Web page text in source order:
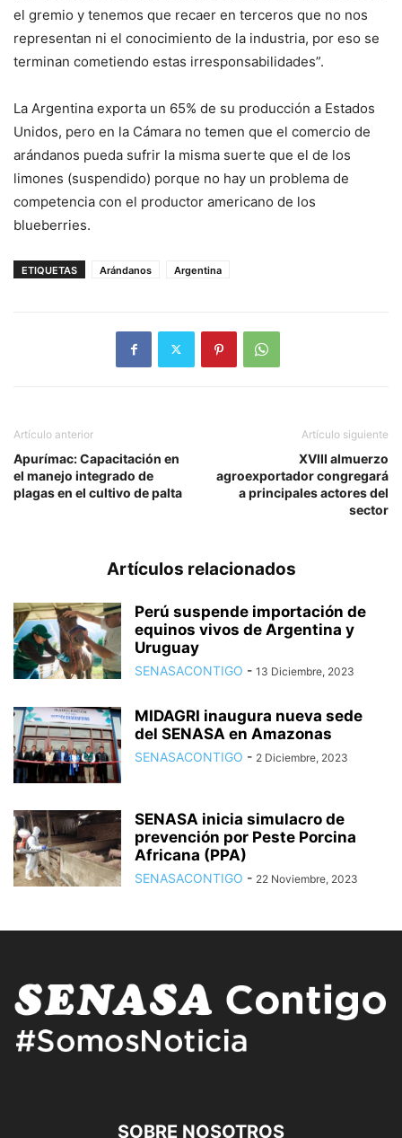
el gremio y tenemos que recaer en terceros que no nos
representan ni el conocimiento de la industria, por eso se
terminan cometiendo estas irresponsabilidades”.
La Argentina exporta un 65% de su producción a Estados
Unidos, pero en la Cámara no temen que el comercio de
arándanos pueda sufrir la misma suerte que el de los
limones (suspendido) porque no hay un problema de
competencia con el productor americano de los
blueberries.
ETIQUETAS Arándanos Argentina
Artículo anterior
Apurímac: Capacitación en
el manejo integrado de
plagas en el cultivo de palta
Artículo siguiente
XVIII almuerzo
agroexportador congregará
a principales actores del
sector
Artículos relacionados
Perú suspende importación de
equinos vivos de Argentina y
Uruguay
SENASACONTIGO - 13 Diciembre, 2023
MIDAGRI inaugura nueva sede
del SENASA en Amazonas
SENASACONTIGO - 2 Diciembre, 2023
SENASA inicia simulacro de
prevención por Peste Porcina
Africana (PPA)
SENASACONTIGO - 22 Noviembre, 2023
SOBRE NOSOTROS